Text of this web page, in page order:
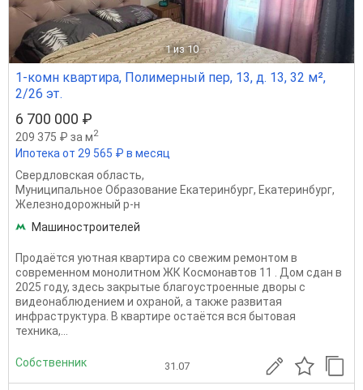
1 из 10
1-комн квартира, Полимерный пер, 13, д. 13, 32 м²,
2/26 эт.
6 700 000 ₽
209 375 ₽ за м2
Ипотека от 29 565 ₽ в месяц
Свердловская область,
Муниципальное Образование Екатеринбург, Екатеринбург,
Железнодорожный р-н
Машиностроителей
Продаётся уютная квартира со свежим ремонтом в
современном монолитном ЖК Космонавтов 11 . Дом сдан в
2025 году, здесь закрытые благоустроенные дворы с
видеонаблюдением и охраной, а также развитая
инфраструктура. В квартире остаётся вся бытовая
техника,...
Собственник 31.07